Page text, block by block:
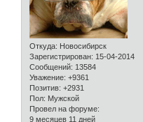
Откуда: Новосибирск
Зарегистрирован: 15-04-2014
Сообщений: 13584
Уважение: +9361
Позитив: +2931
Пол: Мужской
Провел на форуме:
9 месяцев 11 дней